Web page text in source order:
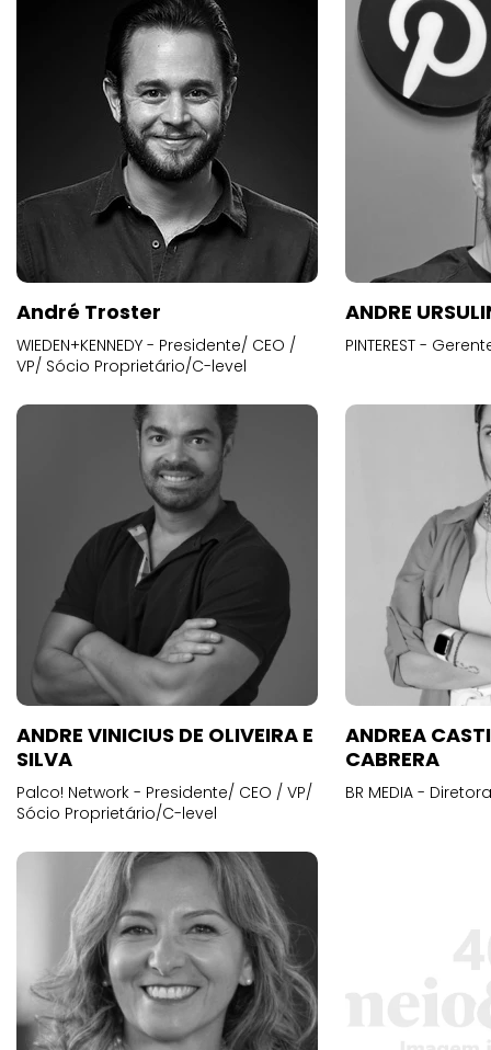
André Troster
WIEDEN+KENNEDY - Presidente/ CEO /
VP/ Sócio Proprietário/C-level
ANDRE
PINTEREST -
ANDRE VINICIUS DE OLIVEIRA E
SILVA
Palco! Network - Presidente/ CEO / VP/
Sócio Proprietário/C-level
ANDREA
CABRERA
BR MEDIA -